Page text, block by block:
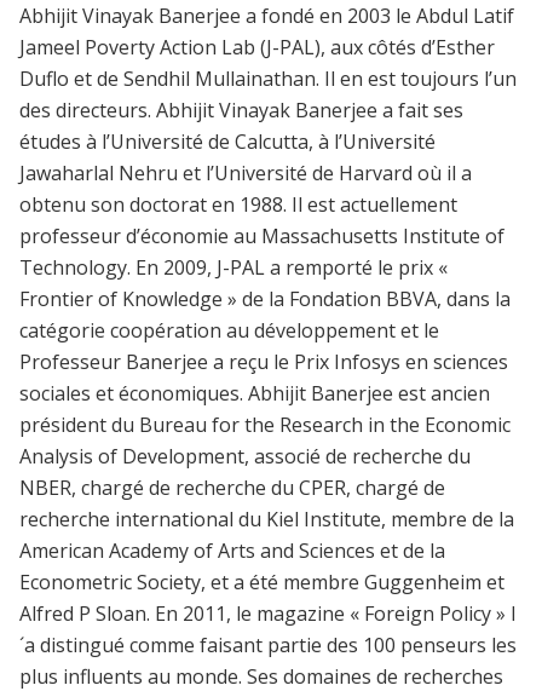
Abhijit Vinayak Banerjee a fondé en 2003 le Abdul Latif
Jameel Poverty Action Lab (J-PAL), aux côtés d’Esther
Duflo et de Sendhil Mullainathan. Il en est toujours l’un
des directeurs. Abhijit Vinayak Banerjee a fait ses
études à l’Université de Calcutta, à l’Université
Jawaharlal Nehru et l’Université de Harvard où il a
obtenu son doctorat en 1988. Il est actuellement
professeur d’économie au Massachusetts Institute of
Technology. En 2009, J-PAL a remporté le prix «
Frontier of Knowledge » de la Fondation BBVA, dans la
catégorie coopération au développement et le
Professeur Banerjee a reçu le Prix Infosys en sciences
sociales et économiques. Abhijit Banerjee est ancien
président du Bureau for the Research in the Economic
Analysis of Development, associé de recherche du
NBER, chargé de recherche du CPER, chargé de
recherche international du Kiel Institute, membre de la
American Academy of Arts and Sciences et de la
Econometric Society, et a été membre Guggenheim et
Alfred P Sloan. En 2011, le magazine « Foreign Policy » l
´a distingué comme faisant partie des 100 penseurs les
plus influents au monde. Ses domaines de recherches